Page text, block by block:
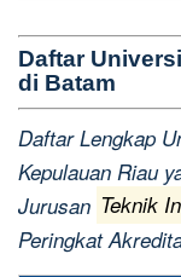
Daftar
di Batam
Daftar Lengkap
Kepulauan Riau
Jurusan Teknik
Peringkat